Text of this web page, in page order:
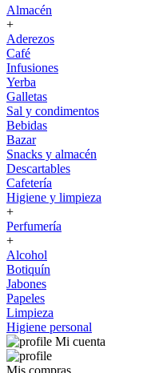
Almacén
+
Aderezos
Café
Infusiones
Yerba
Galletas
Sal y condimentos
Bebidas
Bazar
Snacks y almacén
Descartables
Cafetería
Higiene y limpieza
+
Perfumería
+
Alcohol
Botiquín
Jabones
Papeles
Limpieza
Higiene personal
Mi cuenta
Mis compras